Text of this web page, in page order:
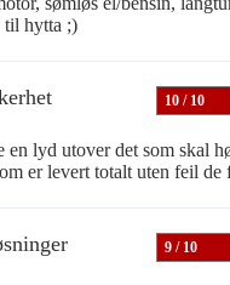
til hytta ;)
10 / 10
lyd utover det som skal
er levert totalt uten feil de
9 / 10